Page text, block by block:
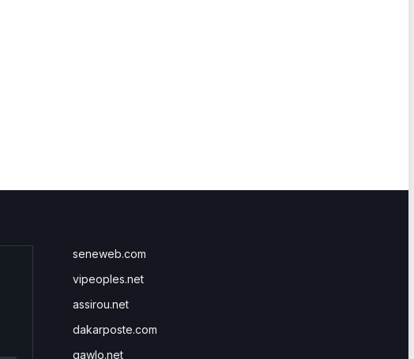
seneweb.com
vipeoples.net
assirou.net
dakarposte.com
gawlo.net